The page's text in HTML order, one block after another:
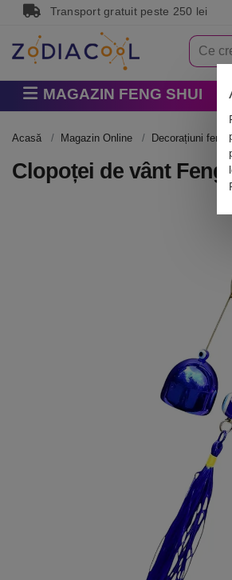
Transport gratuit peste 250 lei
MAGAZIN FENG SHUI
Acasă Magazin Online Decorațiuni feng
Clopoței de vânt